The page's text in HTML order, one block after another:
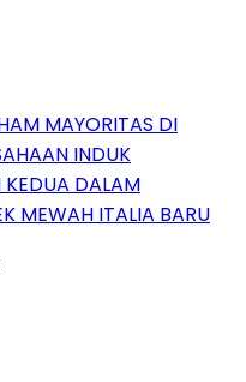
MAYORITAS DI
INDUK
DALAM
MEWAH ITALIA BARU